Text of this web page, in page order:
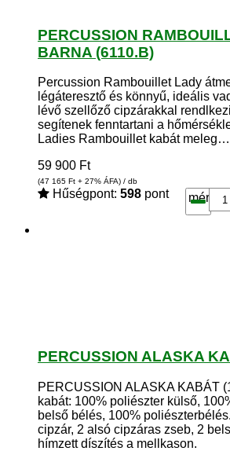
PERCUSSION
BARNA (6110.B)
Percussion Rambouillet Lady
légáteresztő és könnyű, ideális
lévő szellőző cipzárakkal
segítenek fenntartani a
Ladies Rambouillet kabát meleg…
59 900 Ft
(47 165 Ft + 27% ÁFA) / db
Hűségpont: 598 pont méret*:
PERCUSSION ALASKA
PERCUSSION ALASKA KABÁT
kabát: 100% poliészter külső,
belső bélés, 100%
cipzár, 2 alsó cipzáras zseb, 2
hímzett díszítés a mellkason.